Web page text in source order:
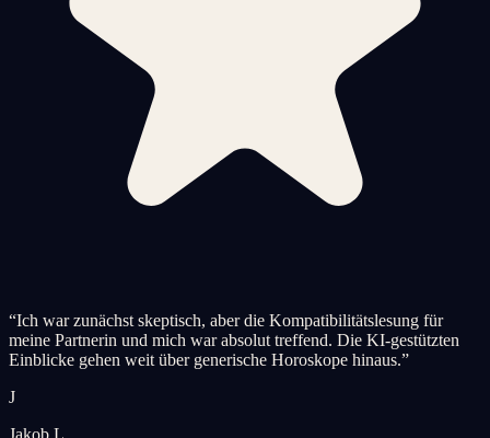
“Ich war zunächst skeptisch, aber die Kompatibilitätslesung für
meine Partnerin und mich war absolut treffend. Die KI-gestützten
Einblicke gehen weit über generische Horoskope hinaus.”
J
Jakob L.